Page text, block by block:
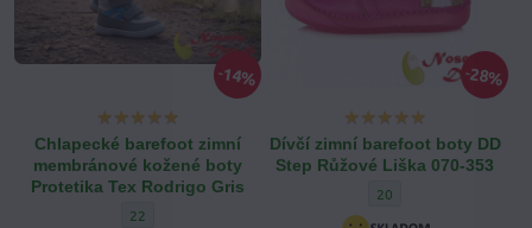
14%
Chlapecké barefoot zimní
membránové kožené boty
Protetika Tex Rodrigo Gris
Chlapecké barefoot zimní membránové kožené boty
22
28%
Dívčí zimní barefoot boty DD
Step Růžové Liška 070-353
Dívčí zimní barefoot
20